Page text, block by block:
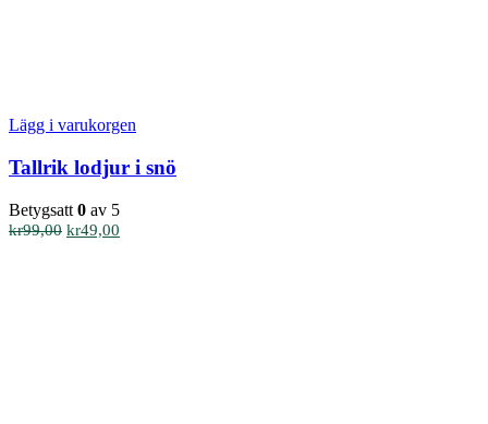
Lägg i varukorgen
Tallrik lodjur i snö
Betygsatt 0 av 5
kr99,00 Det
kr49,00